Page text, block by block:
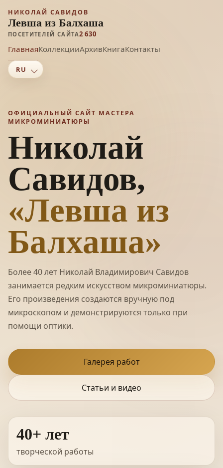
НИКОЛАЙ САВИДОВ
Левша из Балхаша
ПОСЕТИТЕЛЕЙ САЙТА2 630
ГлавнаяКоллекцииАрхивКнигаКонтакты
ОФИЦИАЛЬНЫЙ САЙТ МАСТЕРА
МИКРОМИНИАТЮРЫ
Николай
Савидов,
«Левша из
Балхаша»
Более 40 лет Николай Владимирович Савидов
занимается редким искусством микроминиатюры.
Его произведения создаются вручную под
микроскопом и демонстрируются только при
помощи оптики.
Галерея работ
Статьи и видео
40+ лет
творческой работы